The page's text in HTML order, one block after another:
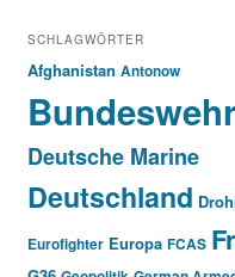
SCHLAGWÖRTER
Afghanistan Antonow
Bundeswehr
Deutsche Marine
Deutschland
Eurofighter Europa FCAS